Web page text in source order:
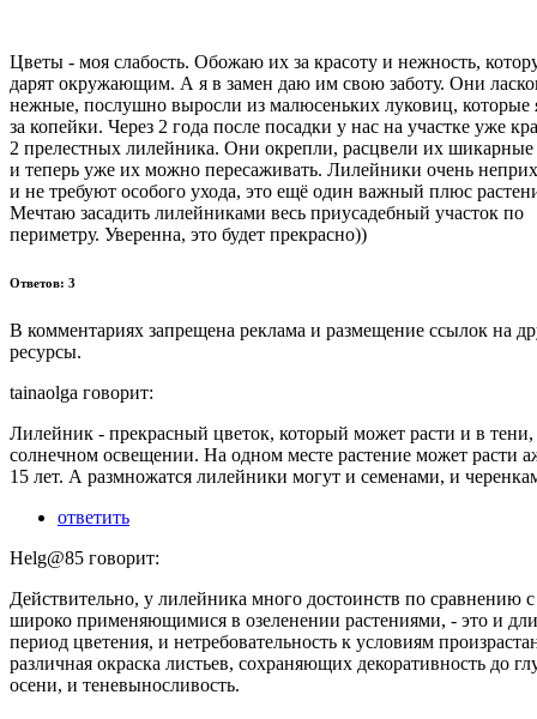
Цветы - моя слабость. Обожаю их за красоту и нежность,
дарят окружающим. А я в замен даю им свою заботу. Они
нежные, послушно выросли из малюсеньких луковиц, которые
за копейки. Через 2 года после посадки у нас на участке уже
2 прелестных лилейника. Они окрепли, расцвели их
и теперь уже их можно пересаживать. Лилейники очень
и не требуют особого ухода, это ещё один важный плюс
Мечтаю засадить лилейниками весь приусадебный участок по
периметру. Уверенна, это будет прекрасно))
Ответов: 3
В комментариях запрещена реклама и размещение ссылок на
ресурсы.
tainaolga говорит:
Лилейник - прекрасный цветок, который может расти и в
солнечном освещении. На одном месте растение может расти
15 лет. А размножатся лилейники могут и семенами, и
ответить
Helg@85 говорит:
Действительно, у лилейника много достоинств по сравнению
широко применяющимися в озеленении растениями, - это и
период цветения, и нетребовательность к условиям
различная окраска листьев, сохраняющих декоративность до
осени, и теневыносливость.